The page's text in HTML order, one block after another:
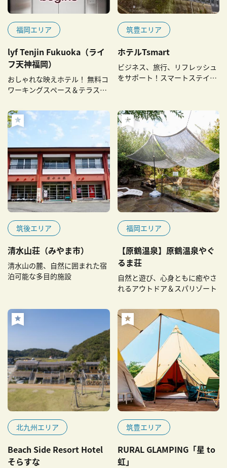
福岡エリア
lyf Tenjin Fukuoka（ライ
フ天神福岡）
おしゃれな映えホテル！ 無料コ
ワーキングスペース＆テラス付
筑豊エリア
ホテルTsmart
ビジネス、旅行、リフレッシュ
をサポート！スマートステイで
筑後エリア
清水山荘（みやま市）
清水山の麓、自然に囲まれた宿
泊可能な多目的施設
福岡エリア
【原鶴温泉】原鶴温泉やぐ
るま荘
自然と遊び、心身ともに癒やさ
れるアウトドア＆スパリゾート
北九州エリア
Beach Side Resort Hotel
そらすな
筑豊エリア
RURAL GLAMPING「星 to
虹」